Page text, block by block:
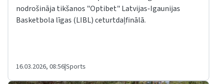
nodrošināja tikšanos "Optibet" Latvijas-Igaunijas
Basketbola līgas (LIBL) ceturtdaļfinālā.
16.03.2026, 08:56|Sports